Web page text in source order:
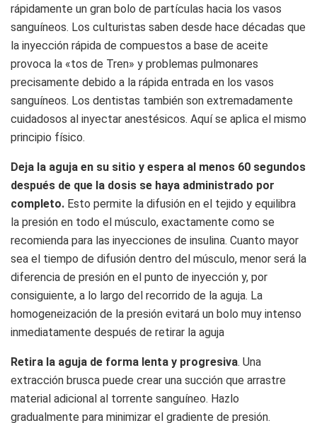
rápidamente un gran bolo de partículas hacia los vasos
sanguíneos. Los culturistas saben desde hace décadas que
la inyección rápida de compuestos a base de aceite
provoca la «tos de Tren» y problemas pulmonares
precisamente debido a la rápida entrada en los vasos
sanguíneos. Los dentistas también son extremadamente
cuidadosos al inyectar anestésicos. Aquí se aplica el mismo
principio físico.
Deja la aguja en su sitio y espera al menos 60 segundos
después de que la dosis se haya administrado por
completo. Esto permite la difusión en el tejido y equilibra
la presión en todo el músculo, exactamente como se
recomienda para las inyecciones de insulina. Cuanto mayor
sea el tiempo de difusión dentro del músculo, menor será la
diferencia de presión en el punto de inyección y, por
consiguiente, a lo largo del recorrido de la aguja. La
homogeneización de la presión evitará un bolo muy intenso
inmediatamente después de retirar la aguja
Retira la aguja de forma lenta y progresiva. Una
extracción brusca puede crear una succión que arrastre
material adicional al torrente sanguíneo. Hazlo
gradualmente para minimizar el gradiente de presión.